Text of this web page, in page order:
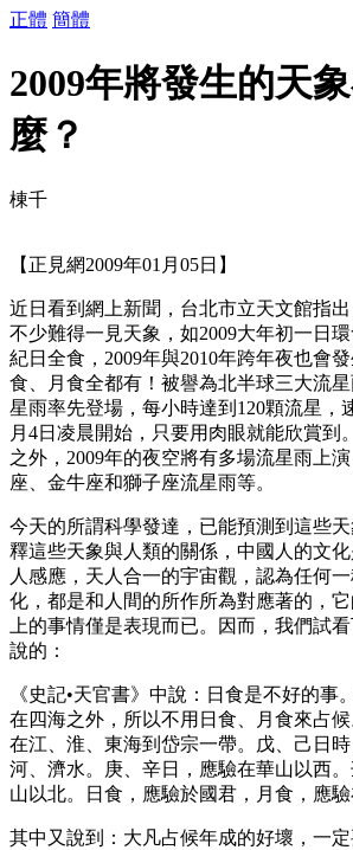
正體 簡體
2009年將發生的天
麼？
棟千
【正見網2009年01月05日】
近日看到網上新聞，台北市立天文館指
不少難得一見天象，如2009大年初一日
紀日全食，2009年與2010年跨年夜也會
食、月食全都有！被譽為北半球三大流
星雨率先登場，每小時達到120顆流星，
月4日凌晨開始，只要用肉眼就能欣賞到
之外，2009年的夜空將有多場流星雨上
座、金牛座和獅子座流星雨等。
今天的所謂科學發達，已能預測到這些
釋這些天象與人類的關係，中國人的文
人感應，天人合一的宇宙觀，認為任何
化，都是和人間的所作所為對應著的，
上的事情僅是表現而已。因而，我們試
說的：
《史記•天官書》中說：日食是不好的事
在四海之外，所以不用日食、月食來占
在江、淮、東海到岱宗一帶。戊、己日
河、濟水。庚、辛日，應驗在華山以西
山以北。日食，應驗於國君，月食，應驗
其中又說到：大凡占候年成的好壞，一